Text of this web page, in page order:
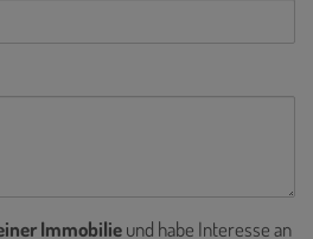
Immobilieund habe Interesse an